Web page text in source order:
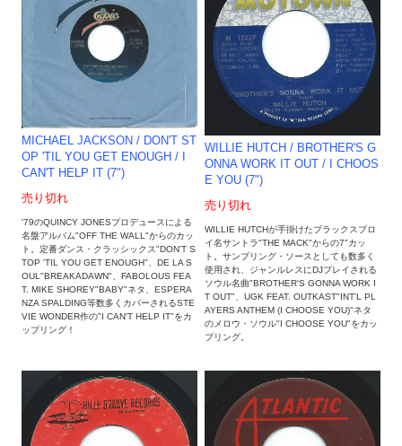
MICHAEL JACKSON / DON'T ST
OP 'TIL YOU GET ENOUGH / I
CAN'T HELP IT (7")
売り切れ
'79のQUINCY JONESプロデュースによる
名盤アルバム"OFF THE WALL"からのカッ
ト。定番ダンス・クラッシックス"DON'T S
TOP 'TIL YOU GET ENOUGH"、DE LA S
OUL"BREAKADAWN"、FABOLOUS FEA
T. MIKE SHOREY"BABY"ネタ、ESPERA
NZA SPALDING等数多くカバーされるSTE
VIE WONDER作の"I CAN'T HELP IT"をカ
ップリング！
WILLIE HUTCH / BROTHER'S G
ONNA WORK IT OUT / I CHOOS
E YOU (7")
売り切れ
WILLIE HUTCHが手掛けたブラックスプロ
イ名サントラ"THE MACK"からの7"カッ
ト。サンプリング・ソースとしても数多く
使用され、ジャンルレスにDJプレイされる
ソウル名曲"BROTHER'S GONNA WORK I
T OUT"、UGK FEAT. OUTKAST"INT'L PL
AYERS ANTHEM (I CHOOSE YOU)"ネタ
のメロウ・ソウル"I CHOOSE YOU"をカッ
プリング。